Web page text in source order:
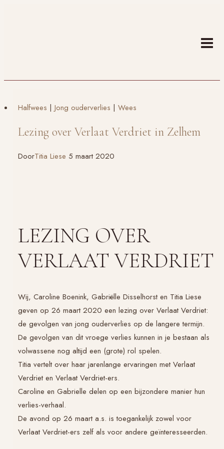
Halfwees | Jong ouderverlies | Wees
Lezing over Verlaat Verdriet in Zelhem
DoorTitia Liese 5 maart 2020
LEZING OVER
VERLAAT VERDRIET
Wij, Caroline Boenink, Gabriëlle Disselhorst en Titia Liese
geven op 26 maart 2020 een lezing over Verlaat Verdriet:
de gevolgen van jong ouderverlies op de langere termijn.
De gevolgen van dit vroege verlies kunnen in je bestaan als
volwassene nog altijd een (grote) rol spelen.
Titia vertelt over haar jarenlange ervaringen met Verlaat
Verdriet en Verlaat Verdriet-ers.
Caroline en Gabrielle delen op een bijzondere manier hun
verlies-verhaal.
De avond op 26 maart a.s. is toegankelijk zowel voor
Verlaat Verdriet-ers zelf als voor andere geïnteresseerden.